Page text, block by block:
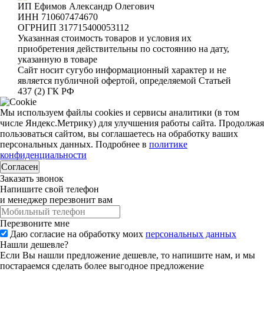
ИП Ефимов Александр Олегович
ИНН 710607474670
ОГРНИП317715400053112
Указанная стоимость товаров и условия их
приобретения действительны по состоянию на дату,
указанную в товаре
Сайт носит сугубо информационный характер и не
является публичной офертой, определяемой Статьей
437 (2) ГК РФ
Мы используем файлы cookies и сервисы аналитики (в том
числе Яндекс.Метрику) для улучшения работы сайта. Продолжая
пользоваться сайтом, вы соглашаетесь на обработку ваших
персональных данных. Подробнее в политике
конфиденциальности
Согласен
Заказать звонок
Напишите свой телефон
и менеджер перезвонит вам
Перезвоните мне
Даю согласие на обработку моих персональных данных
Нашли дешевле?
Если Вы нашли предложение дешевле, то напишите нам, и мы
постараемся сделать более выгодное предложение